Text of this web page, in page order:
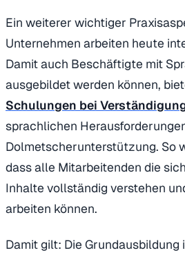
Ein weiterer wichtiger
Unternehmen arbeiten heute
Damit auch Beschäftigte mit
ausgebildet werden können,
Schulungen bei
sprachlichen
Dolmetscherunterstützung. So
dass alle Mitarbeitenden die
Inhalte vollständig verstehen
arbeiten können.
Damit gilt: Die Grundausbildung